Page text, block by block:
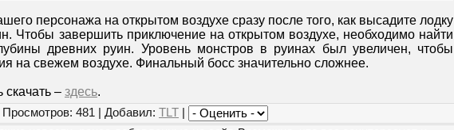
персонажа на открытом воздухе сразу после того, как высадите лодку
Чтобы завершить приключение на открытом воздухе, необходимо найти
древних руин. Уровень монстров в руинах был увеличен, чтобы
на свежем воздухе. Финальный босс значительно сложнее.
– здесь.
| Просмотров: 481 | Добавил: TLT